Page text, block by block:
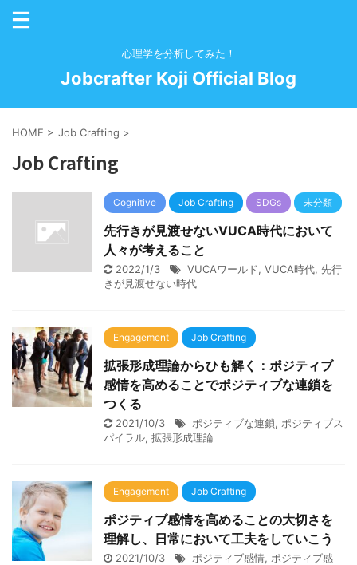
心理学を分析してみた！
Jobcrafter Koji Official Blog
HOME > Job Crafting >
Job Crafting
Cognitive Job Crafting SDGs 未分類
先行きが見渡せないVUCA時代において
人々が考えること
2022/1/3 VUCAワールド, VUCA時代, 先行
きが見渡せない時代
Engagement Job Crafting
拡張形成理論からひも解く：ポジティブ
感情を高めることでポジティブな連鎖を
つくる
2021/10/3 ポジティブな連鎖, ポジティブス
パイラル, 拡張形成理論
Engagement Job Crafting
ポジティブ感情を高めることの大切さを
理解し、日常において工夫をしていこう
2021/10/3 ポジティブ感情, ポジティブ感